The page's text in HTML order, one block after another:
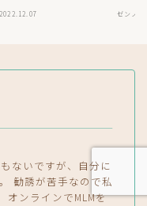
2022.12.07 ゼンノア
ないですが、自分に
勧誘が苦手なので私
オンラインでMLMを